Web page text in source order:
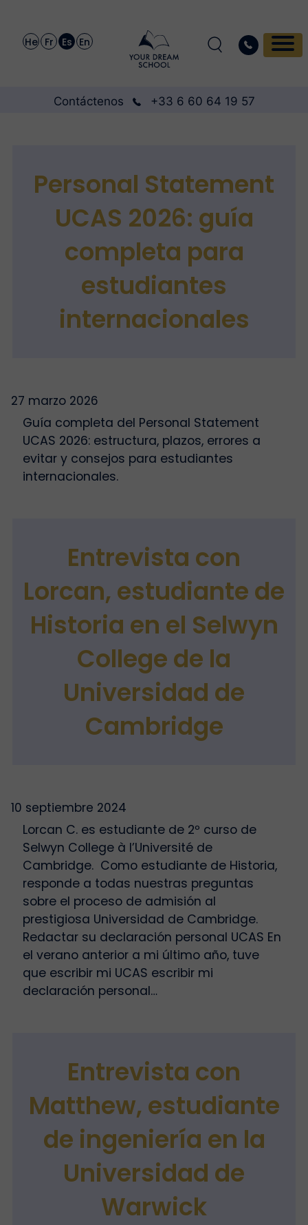
He Fr Es En
Contáctenos +33 6 60 64 19 57
Personal Statement
UCAS 2026: guía
completa para
estudiantes
internacionales
27 marzo 2026
Guía completa del Personal Statement
UCAS 2026: estructura, plazos, errores a
evitar y consejos para estudiantes
internacionales.
Entrevista con
Lorcan, estudiante de
Historia en el Selwyn
College de la
Universidad de
Cambridge
10 septiembre 2024
Lorcan C. es estudiante de 2º curso de
Selwyn College à l’Université de
Cambridge. Como estudiante de Historia,
responde a todas nuestras preguntas
sobre el proceso de admisión al
prestigiosa Universidad de Cambridge.
Redactar su declaración personal UCAS En
el verano anterior a mi último año, tuve
que escribir mi UCAS escribir mi
declaración personal…
Entrevista con
Matthew, estudiante
de ingeniería en la
Universidad de
Warwick